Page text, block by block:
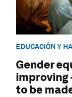
EDUCACIÓN Y
Gender
improving
to be